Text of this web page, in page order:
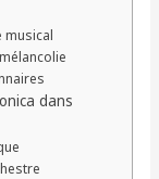
musical
dans